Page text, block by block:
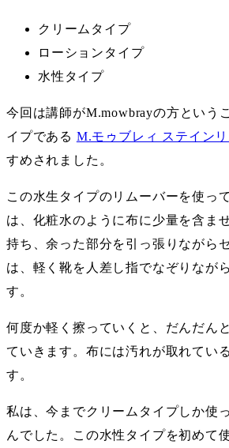
クリームタイプ
ローションタイプ
水性タイプ
今回は講師がM.mowbrayの方という
イプである M.モゥブレィ ステイン
すめされました。
この水生タイプのリムーバーを使っ
は、化粧水のように布に少量を含ま
持ち、余った部分を引っ張りながら
は、軽く靴を人差し指でなぞりなが
す。
何度か軽く擦っていくと、だんだん
ていきます。布には汚れが取れてい
す。
私は、今までクリームタイプしか使
んでした。この水性タイプを初めて